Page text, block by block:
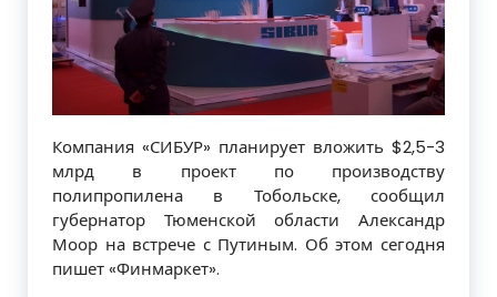
Компания «СИБУР» планирует вложить $2,5-3
млрд в проект по производству
полипропилена в Тобольске, сообщил
губернатор Тюменской области Александр
Моор на встрече с Путиным. Об этом сегодня
пишет «Финмаркет».